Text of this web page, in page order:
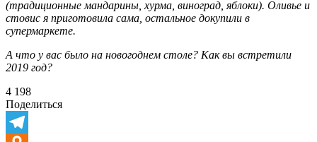
(традиционные мандарины, хурма, виноград, яблоки). Оливье и
стовис я приготовила сама, остальное докупили в
супермаркете.
А что у вас было на новогоднем столе? Как вы встретили
2019 год?
4 198
Поделиться